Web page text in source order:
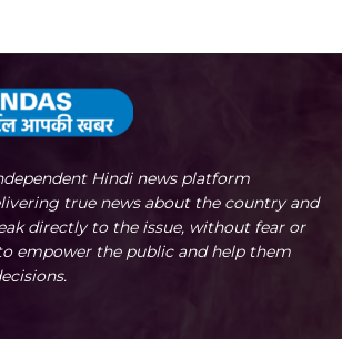
Hindi news platform
true news about the country and
directly to the issue, without fear or
empower the public and help them